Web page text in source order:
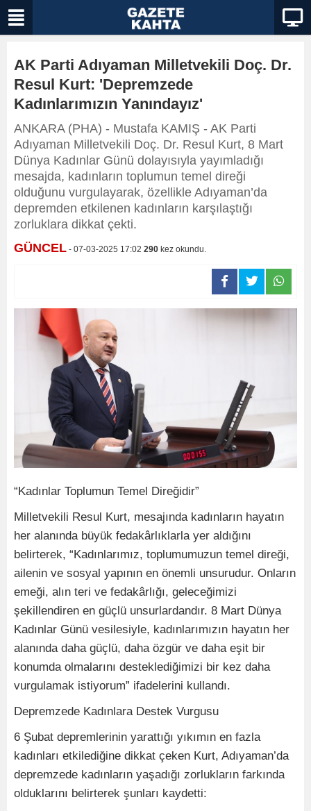
AK Parti Adıyaman Milletvekili Doç. Dr.
Resul Kurt: 'Depremzede
Kadınlarımızın Yanındayız'
ANKARA (PHA) - Mustafa KAMIŞ - AK Parti
Adıyaman Milletvekili Doç. Dr. Resul Kurt, 8 Mart
Dünya Kadınlar Günü dolayısıyla yayımladığı
mesajda, kadınların toplumun temel direği
olduğunu vurgulayarak, özellikle Adıyaman’da
depremden etkilenen kadınların karşılaştığı
zorluklara dikkat çekti.
GÜNCEL - 07-03-2025 17:02 290 kez okundu.
“Kadınlar Toplumun Temel Direğidir”
Milletvekili Resul Kurt, mesajında kadınların hayatın
her alanında büyük fedakârlıklarla yer aldığını
belirterek, “Kadınlarımız, toplumumuzun temel direği,
ailenin ve sosyal yapının en önemli unsurudur. Onların
emeği, alın teri ve fedakârlığı, geleceğimizi
şekillendiren en güçlü unsurlardandır. 8 Mart Dünya
Kadınlar Günü vesilesiyle, kadınlarımızın hayatın her
alanında daha güçlü, daha özgür ve daha eşit bir
konumda olmalarını desteklediğimizi bir kez daha
vurgulamak istiyorum” ifadelerini kullandı.
Depremzede Kadınlara Destek Vurgusu
6 Şubat depremlerinin yarattığı yıkımın en fazla
kadınları etkilediğine dikkat çeken Kurt, Adıyaman’da
depremzede kadınların yaşadığı zorlukların farkında
olduklarını belirterek şunları kaydetti: